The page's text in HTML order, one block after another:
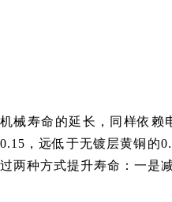
机械寿命的延长，同样依赖
0.15，远低于无镀层黄铜的
过两种方式提升寿命：一是